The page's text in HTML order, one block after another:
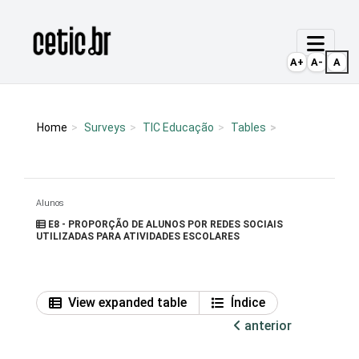
Página inicial
Home Surveys TIC Educação Tables
Alunos
E8 - PROPORÇÃO DE ALUNOS POR REDES SOCIAIS
UTILIZADAS PARA ATIVIDADES ESCOLARES
View expanded table
Índice
anterior
A+ A- A